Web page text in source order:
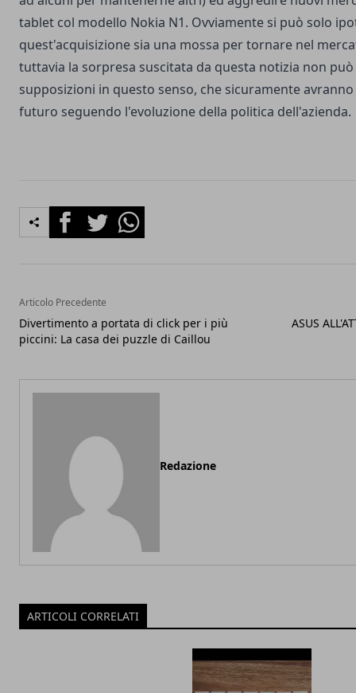
tablet col modello Nokia N1. Ovviamente si può solo
quest'acquisizione sia una mossa per tornare nel
tuttavia la sorpresa suscitata da questa notizia non
supposizioni in questo senso, che sicuramente
futuro seguendo l'evoluzione della politica
FacebookTwitterWhatsapp
Articolo Precedente
Divertimento a portata di click per i più
piccini: La casa dei puzzle di Caillou
ASUS
Redazione
ARTICOLI CORRELATI